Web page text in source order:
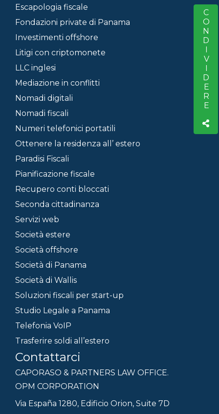
CONDIVIDERE
Escapologia fiscale
Fondazioni private di Panama
Investimenti offshore
Litigi con criptomonete
LLC inglesi
Mediazione in conflitti
Nomadi digitali
Nomadi fiscali
Numeri telefonici portatili
Ottenere la residenza all’ estero
Paradisi Fiscali
Pianificazione fiscale
Recupero conti bloccati
Seconda cittadinanza
Servizi web
Società estere
Società offshore
Società di Panama
Società di Wallis
Soluzioni fiscali per start-up
Studio Legale a Panama
Telefonia VoIP
Trasferire soldi all’estero
Contattarci
CAPORASO & PARTNERS LAW OFFICE.
OPM CORPORATION
Via España 1280, Edificio Orion, Suite 7D